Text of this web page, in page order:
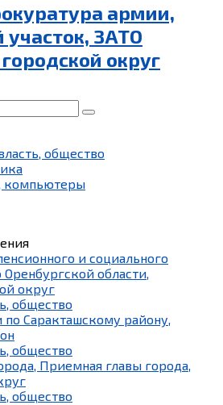
армии,
участок, ЗАТО
округ
общество
компьютеры
и социального
области,
округ
общество
Саракташскому району,
общество
Приемная главы города,
общество